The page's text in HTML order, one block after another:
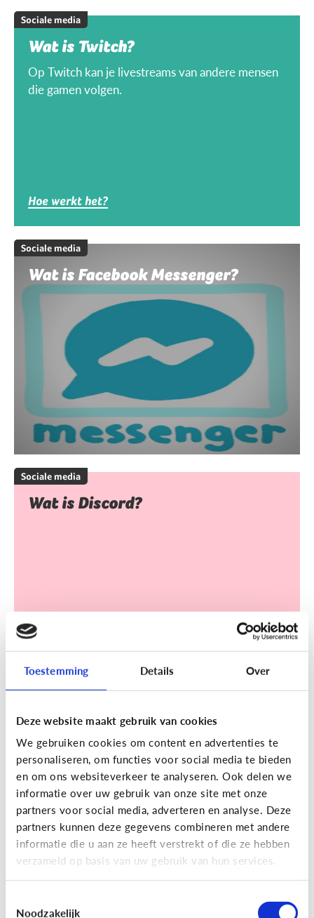
Toestemming Details Over
Deze website maakt gebruik van cookies
We gebruiken cookies om content en advertenties te
personaliseren, om functies voor social media te bieden
en om ons websiteverkeer te analyseren. Ook delen we
informatie over uw gebruik van onze site met onze
partners voor social media, adverteren en analyse. Deze
partners kunnen deze gegevens combineren met andere
informatie die u aan ze heeft verstrekt of die ze hebben
verzameld op basis van uw gebruik van hun services.
Noodzakelijk
Sociale media
Wat is Twitch?
Op Twitch kan je livestreams van andere mensen
die gamen volgen.
Hoe werkt het?
Sociale media
Wat is Facebook Messenger?
Sociale media
Wat is Discord?
[Klik & Print]Een account
aanmaken op TikTok? Doe de
TikTok check!
Ontdek de checklist!